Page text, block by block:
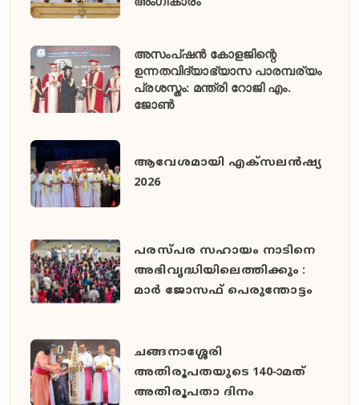
അസംപ്ഷൻ കോളജിന്റെ
ഉന്നതവിദ്യാഭ്യാസ പാരമ്പര്യം
പ്രശസ്തം: മന്ത്രി റോജി എം.
ജോൺ
ആവേശമായി എക്സലൻഷ്യ
2026
പരസ്പര സഹായം നാടിനെ
അഭിവൃദ്ധിയിലെത്തിക്കും :
മാർ ജോസഫ് പെരുന്തോട്ടം
ചങ്ങനാശ്ശേരി
അതിരൂപതയുടെ 140-ാമത്
അതിരൂപതാ ദിനം